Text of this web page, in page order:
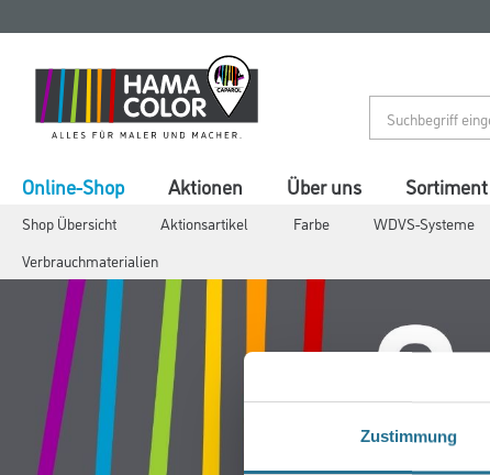
Zustimmung
springen
springen
Online-Shop
Shop Übersicht Aktionsartikel Farbe WDVS-Systeme
Verbrauchmaterialien
Aktionen Über uns Sortiment